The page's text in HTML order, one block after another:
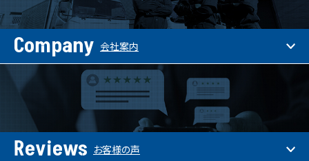
Company 会社案内
Reviews お客様の声